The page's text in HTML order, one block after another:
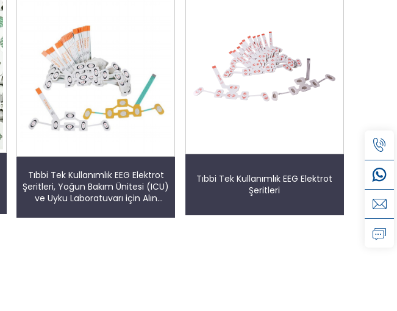
Tıbbi Tek Kullanımlık EEG Elektrot
Şeritleri, Yoğun Bakım Ünitesi (ICU)
ve Uyku Laboratuvarı için Alın
Sensörü
Tıbbi Tek Kullanımlık EEG Elektrot
Şeritleri